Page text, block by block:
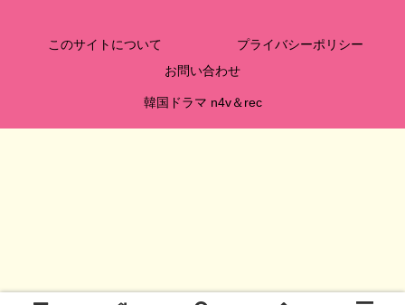
このサイトについて
プライバシーポリシー
お問い合わせ
韓国ドラマ n4v＆rec